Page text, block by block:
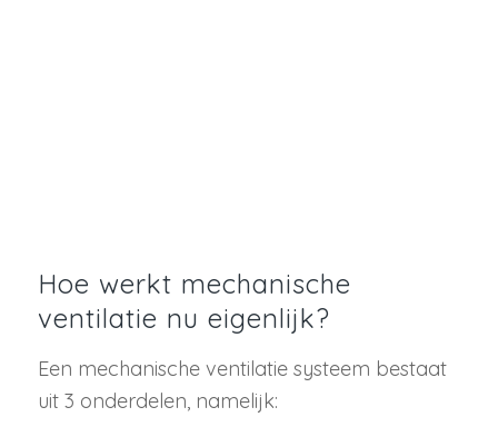
Hoe werkt mechanische
ventilatie nu eigenlijk?
Een mechanische ventilatie systeem bestaat
uit 3 onderdelen, namelijk: